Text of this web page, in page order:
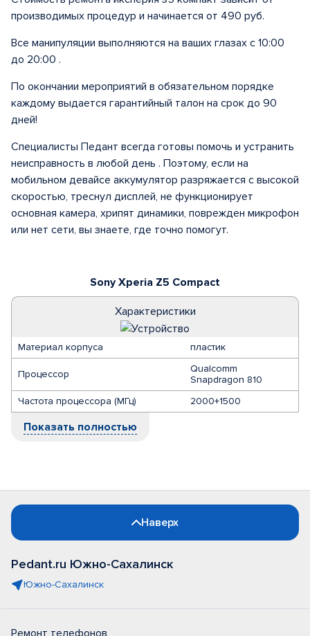
Sony Xperia Z5 Compact
Характеристики
Материал корпуса пластик
Процессор
Qualcomm
Snapdragon 810
Частота процессора (МГц)
2000+1500
Показать полностью
производимых процедур и начинается от 490 руб.
Все манипуляции выполняются на ваших глазах с 10:00
до 20:00 .
По окончании мероприятий в обязательном порядке
каждому выдается гарантийный талон на срок до 90
дней!
Специалисты Педант всегда готовы помочь и устранить
неисправность в любой день . Поэтому, если на
мобильном девайсе аккумулятор разряжается с высокой
скоростью, треснул дисплей, не функционирует
основная камера, хрипят динамики, поврежден микрофон
или нет сети, вы знаете, где точно помогут.
Наверх
Pedant.ru Южно-Сахалинск
Южно-Сахалинск
Ремонт телефонов